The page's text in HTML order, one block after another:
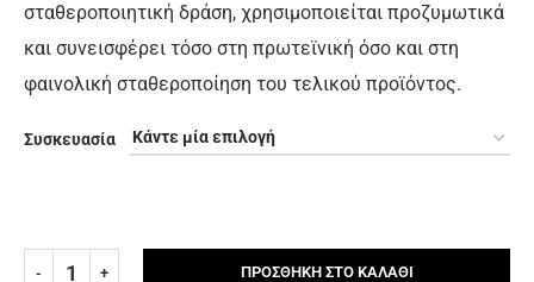
σταθεροποιητική δράση, χρησιμοποιείται προζυμωτικά
και συνεισφέρει τόσο στη πρωτεϊνική όσο και στη
φαινολική σταθεροποίηση του τελικού προϊόντος.
Συσκευασία
ΠΡΟΣΘΉΚΗ ΣΤΟ ΚΑΛΆΘΙ